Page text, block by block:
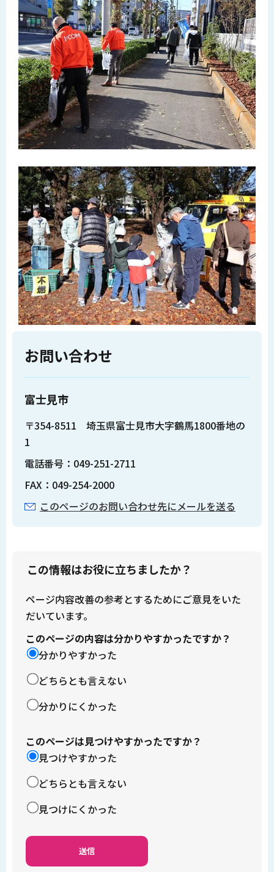
お問い合わせ
富士見市
〒354-8511 埼玉県富士見市大字鶴馬1800番地の
1
電話番号：049-251-2711
FAX：049-254-2000
このページのお問い合わせ先にメールを送る
この情報はお役に立ちましたか？
ページ内容改善の参考とするためにご意見をいた
だいています。
このページの内容は分かりやすかったですか？
分かりやすかった
どちらとも言えない
分かりにくかった
このページは見つけやすかったですか？
見つけやすかった
どちらとも言えない
見つけにくかった